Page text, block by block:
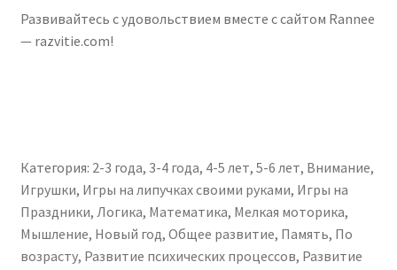
Развивайтесь с удовольствием вместе с сайтом Rannee
— razvitie.com!
Категория: 2-3 года, 3-4 года, 4-5 лет, 5-6 лет, Внимание,
Игрушки, Игры на липучках своими руками, Игры на
Праздники, Логика, Математика, Мелкая моторика,
Мышление, Новый год, Общее развитие, Память, По
возрасту, Развитие психических процессов, Развитие